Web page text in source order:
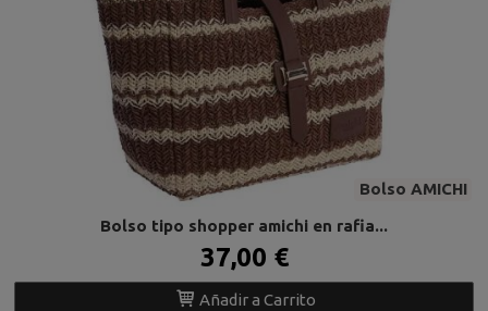
Bolso AMICHI
Bolso tipo shopper amichi en rafia...
37,00 €
Añadir a Carrito